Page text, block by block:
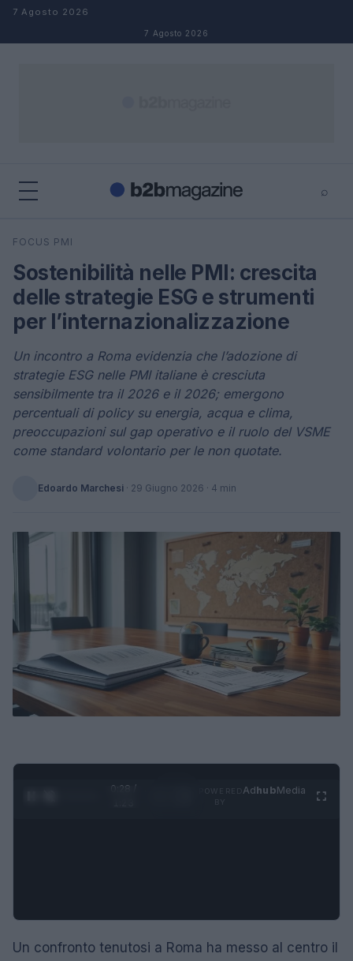
Salta al contenuto
7 Agosto 2026
7 Agosto 2026
⌕
Cerca
FOCUS PMI
Sostenibilità nelle PMI: crescita
delle strategie ESG e strumenti
per l’internazionalizzazione
Un incontro a Roma evidenzia che l’adozione di
strategie ESG nelle PMI italiane è cresciuta
sensibilmente tra il 2026 e il 2026; emergono
percentuali di policy su energia, acqua e clima,
preoccupazioni sul gap operativo e il ruolo del VSME
come standard volontario per le non quotate.
Edoardo Marchesi · 29 Giugno 2026 · 4 min
0:29 /
AdhubMedia
Un confronto tenutosi a Roma ha messo al centro il